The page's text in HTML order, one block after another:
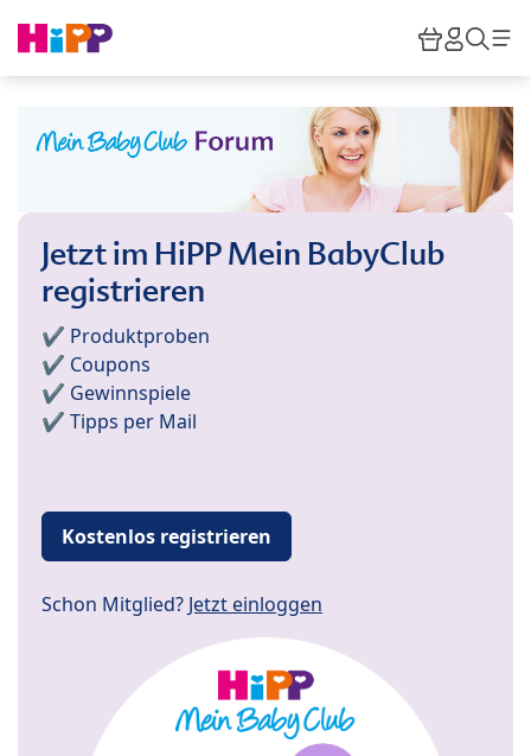
HiPP
Jetzt im HiPP Mein BabyClub
registrieren
✔️ Produktproben
✔️ Coupons
✔️ Gewinnspiele
✔️ Tipps per Mail
Kostenlos registrieren
Schon Mitglied? Jetzt einloggen